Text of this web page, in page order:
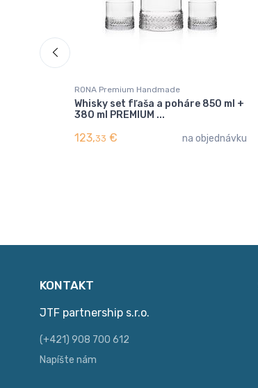
RONA Premium Handmade
Whisky set fľaša a poháre 850 ml +
380 ml PREMIUM ...
123,33 € na objednávku
KONTAKT
JTF partnership s.r.o.
(+421) 908 700 612
Napíšte nám